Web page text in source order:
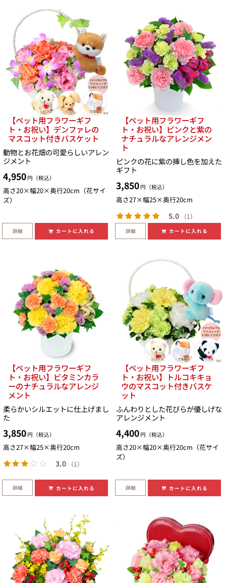
【ペット用フラワーギフ
ト・お祝い】デンファレの
マスコット付きバスケット
動物とお花畑の可愛らしいアレン
ジメント
4,950 円（税込）
高さ20×幅20×奥行20cm（花サイ
ズ）
詳細 カートに入れる
【ペット用フラワーギフ
ト・お祝い】ピンクと紫の
ナチュラルなアレンジメン
ト
ピンクの花に紫の挿し色を加えた
ギフト
3,850 円（税込）
高さ27×幅25×奥行20cm
5.0 （1）
詳細 カートに入れる
【ペット用フラワーギフ
ト・お祝い】ビタミンカラ
ーのナチュラルなアレンジ
メント
柔らかいシルエットに仕上げまし
た
3,850 円（税込）
高さ27×幅25×奥行20cm
3.0 （1）
詳細 カートに入れる
【ペット用フラワーギフ
ト・お祝い】トルコキキョ
ウのマスコット付きバスケ
ット
ふんわりとした花びらが優しげな
アレンジメント
4,400 円（税込）
高さ20×幅20×奥行20cm（花サイ
ズ）
詳細 カートに入れる